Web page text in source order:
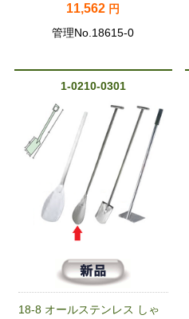
11,562 円
管理No.18615-0
1-0210-0301
18-8 オールステンレス しゃ